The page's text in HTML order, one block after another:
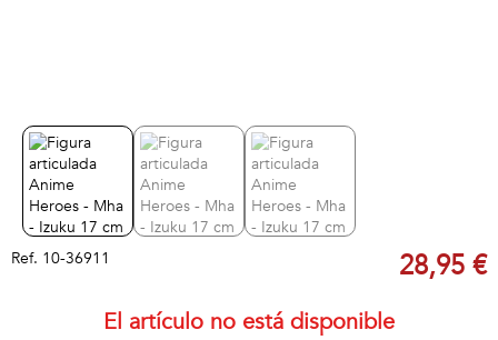
Ref. 10-36911 28,95 €
El artículo no está disponible